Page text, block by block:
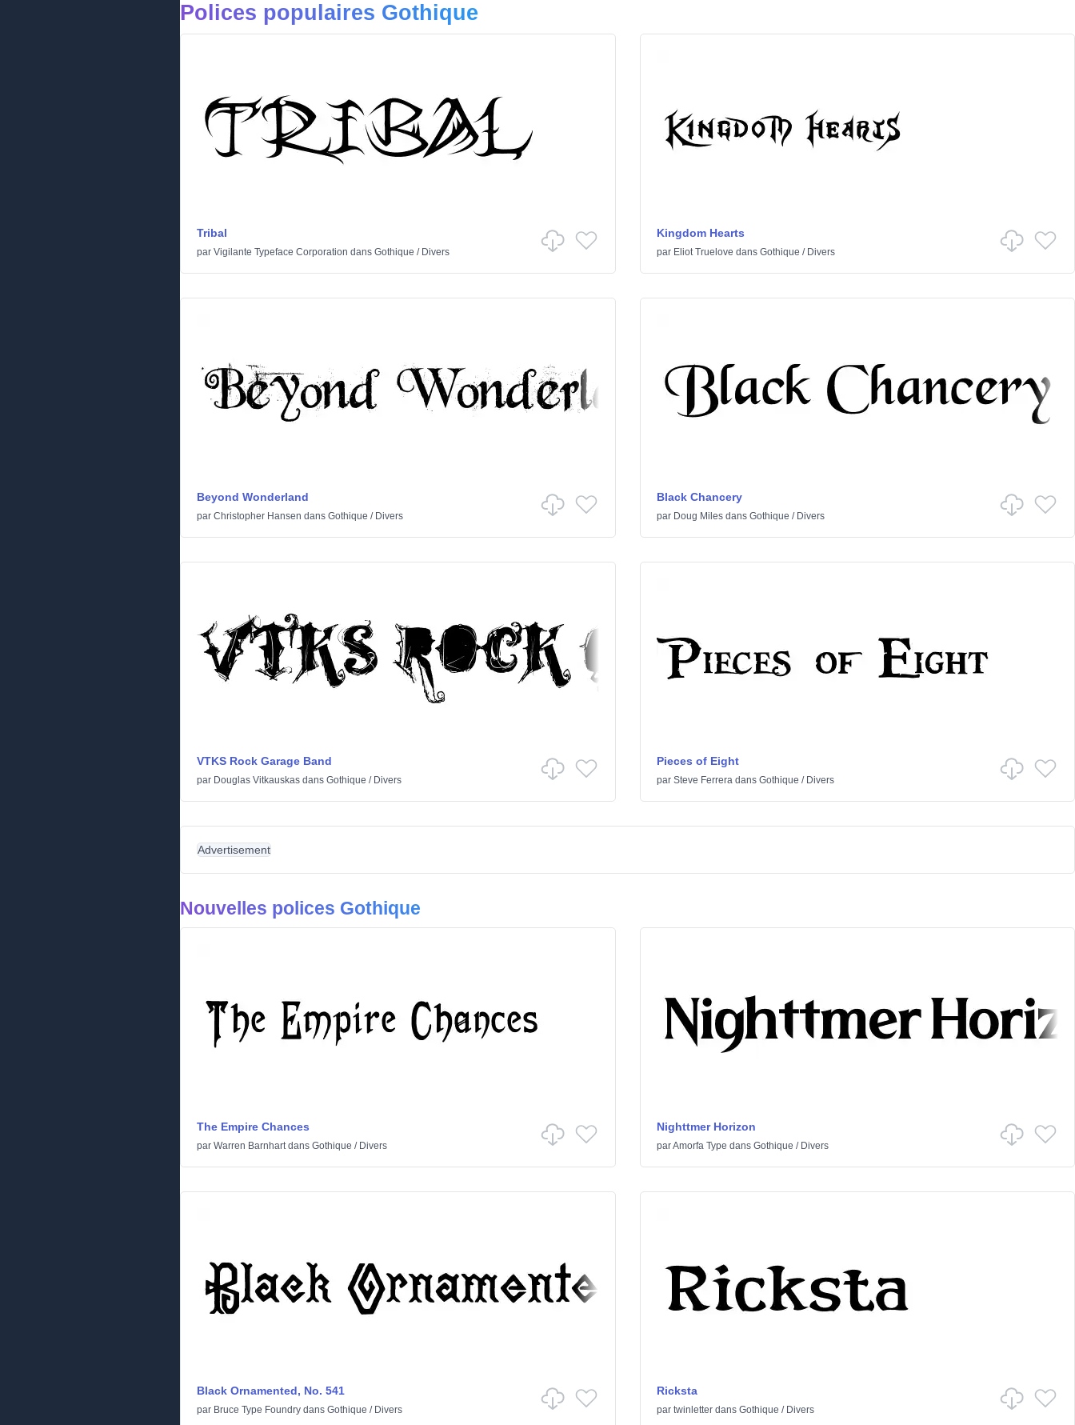
Polices populaires Gothique
Tribal
par Vigilante Typeface Corporation dans Gothique / Divers
Kingdom Hearts
par Eliot Truelove dans Gothique / Divers
Beyond Wonderland
par Christopher Hansen dans Gothique / Divers
Black Chancery
par Doug Milesdans Gothique / Divers
VTKS Rock Garage Band
par Douglas Vitkauskas dans Gothique / Divers
Pieces of Eight
par Steve Ferreradans Gothique / Divers
Advertisement
Nouvelles polices Gothique
The Empire Chances
par Warren Barnhartdans Gothique / Divers
Nighttmer Horizon
parAmorfa Type dans Gothique / Divers
Black Ornamented, No. 541
par Bruce Type Foundry dans Gothique / Divers
Ricksta
par twinletterdans Gothique / Divers